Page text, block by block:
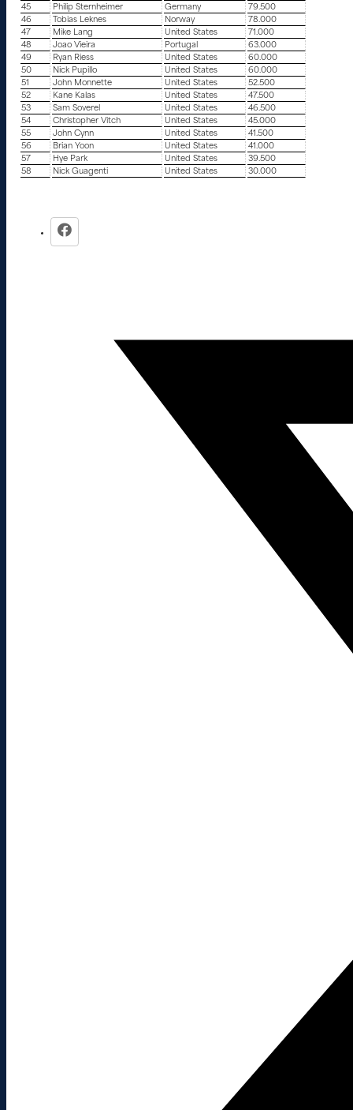
45
Philip Sternheimer Germany
79.500
46
Tobias Leknes Norway
78.000
47
Mike Lang United States
71.000
48
Joao Vieira Portugal
63.000
49
Ryan Riess United States
60.000
50
Nick Pupillo United States
60.000
51
John Monnette United States
52.500
52
Kane Kalas United States
47.500
53
Sam Soverel United States
46.500
54
Christopher Vitch United States
45.000
55
John Cynn United States
41.500
56
Brian Yoon United States
41.000
57
Hye Park United States
39.500
58
Nick Guagenti United States 30.000